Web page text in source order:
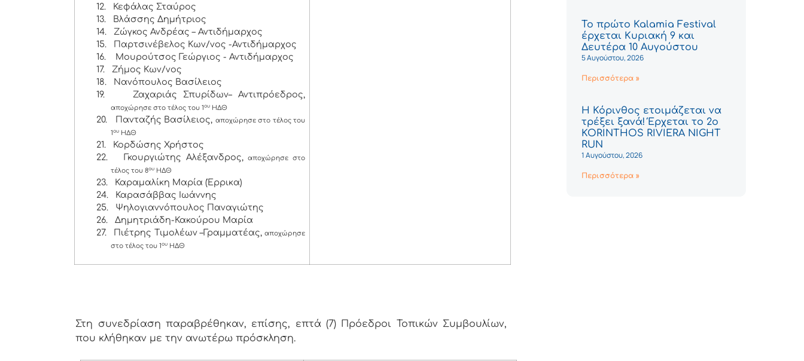
12.
Κεφάλας Σταύρος
13.
Βλάσσης Δημήτριος
14.
Ζώγκος Ανδρέας – Αντιδήμαρχος
15.
Παρτσινέβελος Κων/νος -Αντιδήμαρχος
16.
Μουρούτσος Γεώργιος - Αντιδήμαρχος
17.
Ζήμος Κων/νος
18.
Νανόπουλος Βασίλειος
19.
Ζαχαριάς Σπυρίδων– Αντιπρόεδρος,
αποχώρησε στο τέλος του 1 ουΗΔΘ
20. Πανταζής Βασίλειος, αποχώρησε στο τέλος του
ουΗΔΘ
21.
Κορδώσης Χρήστος
22.
Γκουργιώτης Αλέξανδρος,αποχώρησε στο
τέλος του 8ουΗΔΘ
23.
Καραμαλίκη Μαρία (Έρρικα)
24.
Καρασάββας Ιωάννης
25.
Ψηλογιαννόπουλος Παναγιώτης
26.
Δημητριάδη-Κακούρου Μαρία
27.
Πιέτρης Τιμολέων –Γραμματέας,αποχώρησε
στο τέλος του 1
ουΗΔΘ
Στη συνεδρίαση παραβρέθηκαν, επίσης, επτά (7) Πρόεδροι Τοπικών Συμβουλίων,
που κλήθηκαν με την ανωτέρω πρόσκληση.
Το πρώτο Kalamia Festival
έρχεται Κυριακή 9 και
Δευτέρα 10 Αυγούστου
5 Αυγούστου, 2026
Περισσότερα »
Η Κόρινθος ετοιμάζεται να
τρέξει ξανά! Έρχεται το 2ο
KORINTHOS RIVIERA NIGHT
RUN
1 Αυγούστου, 2026
Περισσότερα »